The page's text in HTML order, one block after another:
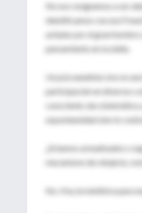
No nos resignemos a ser
identificamos con ese
achatar por el gran
pensamiento en ecolalia.
Un psicoanalista vivo es
participación en diversos
consciente, tan
espontaneidad sino lo
¿Estamos actualizados o
mecanismo de relojería,
No. Hoy la metáfora para